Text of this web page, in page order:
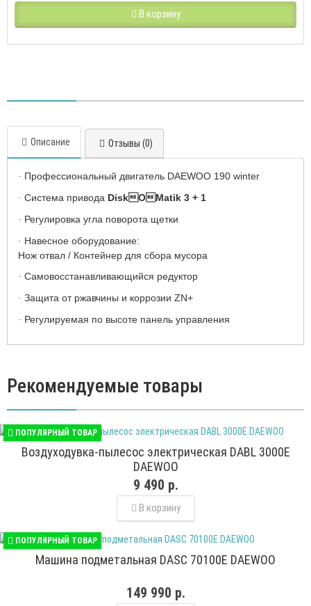
В корзину
Описание Отзывы (0)
· Профессиональный двигатель DAEWOO 190 winter
· Система привода DiskOMatik 3 + 1
· Регулировка угла поворота щетки
· Навесное оборудование:
Нож отвал / Контейнер для сбора мусора
· Самовосстанавливающийся редуктор
· Защита от ржавчины и коррозии ZN+
· Регулируемая по высоте панель управления
Рекомендуемые товары
ПОПУЛЯРНЫЙ ТОВАР
Воздуходувка-пылесос электрическая DABL 3000E
DAEWOO
9 490 р.
В корзину
ПОПУЛЯРНЫЙ ТОВАР
Машина подметальная DASC 70100E DAEWOO
149 990 р.